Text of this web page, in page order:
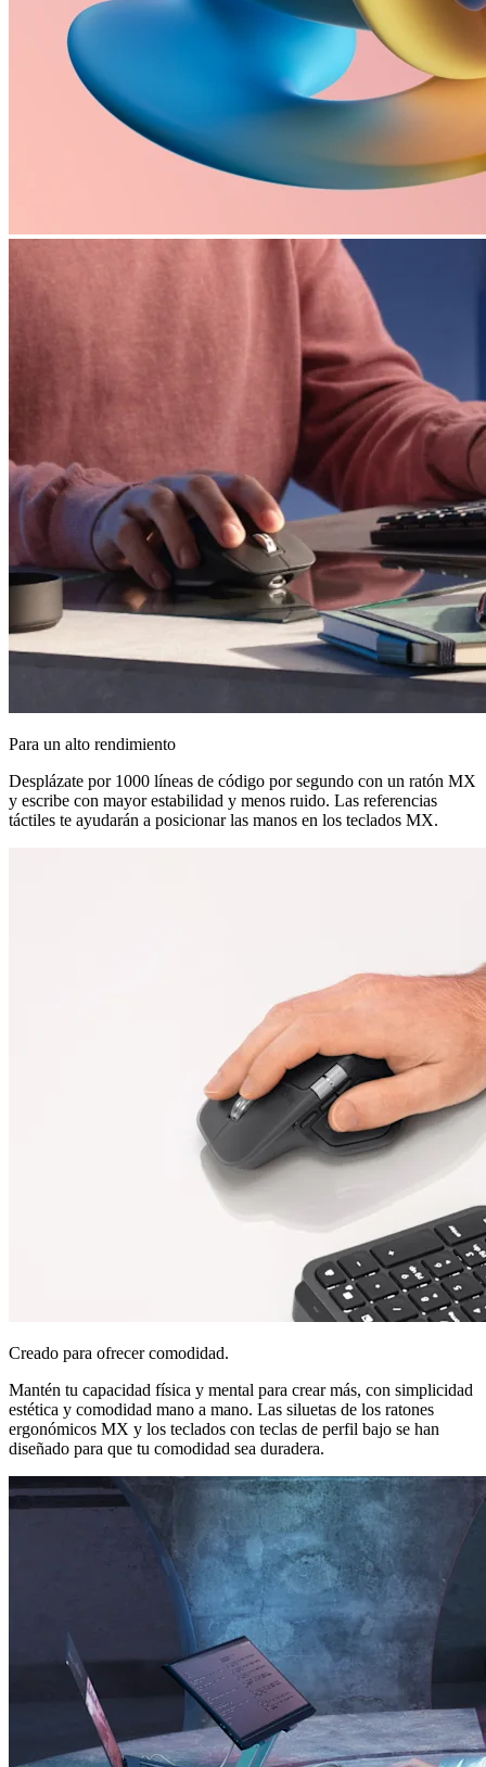
Para un alto rendimiento
Desplázate por 1000 líneas de código por segundo con un ratón MX
y escribe con mayor estabilidad y menos ruido. Las referencias
táctiles te ayudarán a posicionar las manos en los teclados MX.
Creado para ofrecer comodidad.
Mantén tu capacidad física y mental para crear más, con simplicidad
estética y comodidad mano a mano. Las siluetas de los ratones
ergonómicos MX y los teclados con teclas de perfil bajo se han
diseñado para que tu comodidad sea duradera.